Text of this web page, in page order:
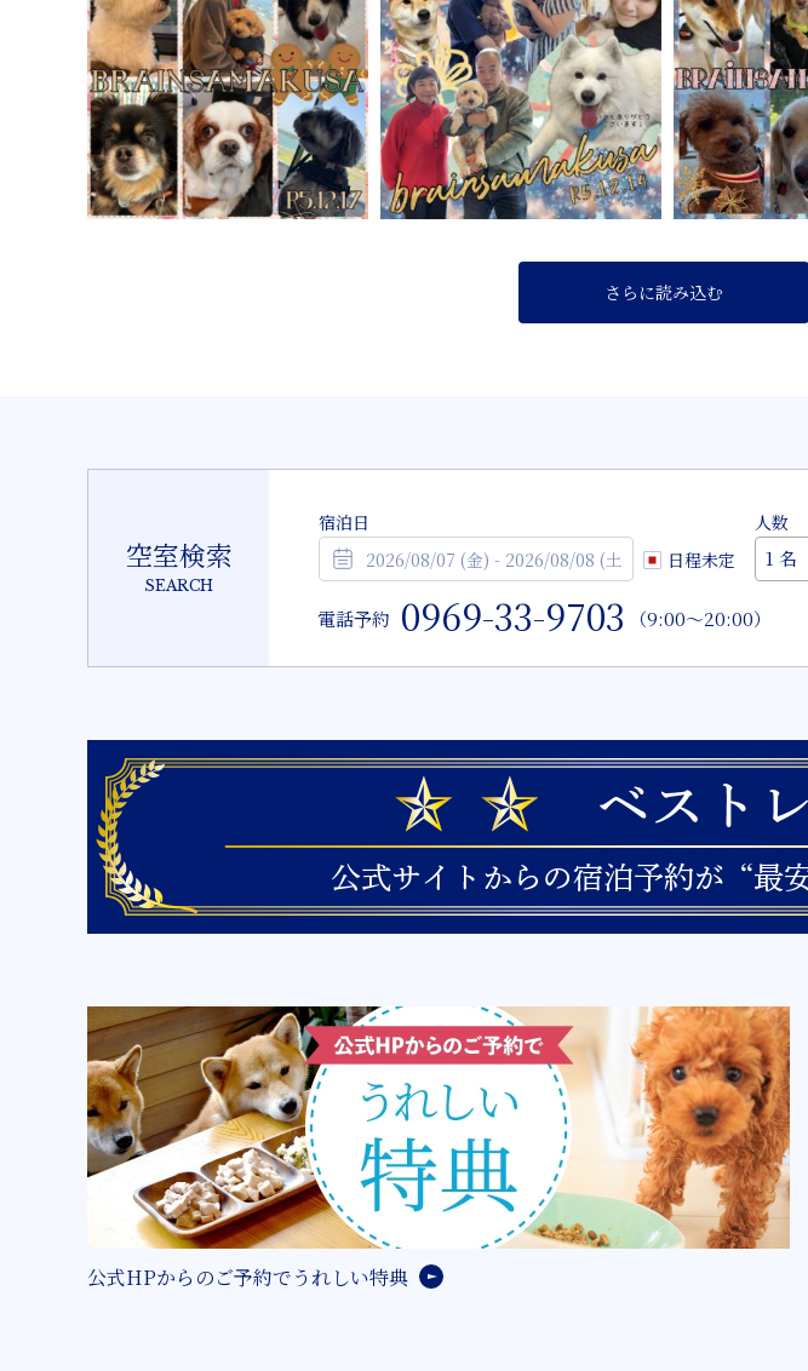
さらに読み込む
空室検索
SEARCH
宿泊日
日程未定
人数
電話予約 0969-33-9703 （9:00～20:00）
公式HPからのご予約でうれしい特典